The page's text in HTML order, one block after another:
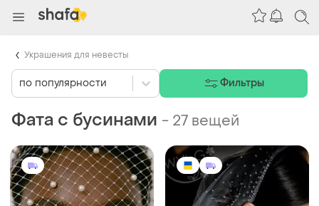
Фата с бусинами - 27 вещей
по популярности Фильтры
Украшения для невесты